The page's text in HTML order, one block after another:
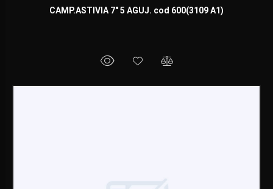
CAMP.ASTIVIA 7" 5 AGUJ. cod 600(3109 A1)